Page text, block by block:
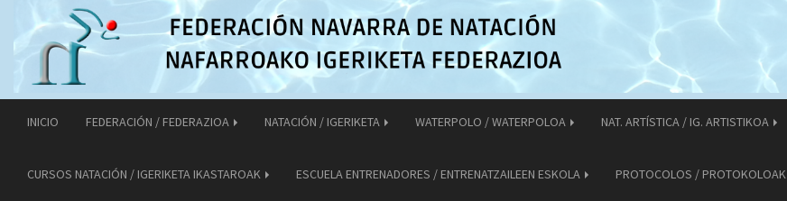
INICIO FEDERACIÓN / FEDERAZIOA NATACIÓN / IGERIKETA WATERPOLO / WATERPOLOA NAT. ARTÍSTICA / IG. ARTISTIKOA
CURSOS NATACIÓN / IGERIKETA IKASTAROAK ESCUELA ENTRENADORES / ENTRENATZAILEEN ESKOLA PROTOCOLOS / PROTOKOLOAK